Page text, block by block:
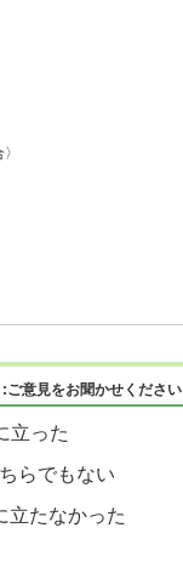
ご意見をお聞かせください
立った
らでもない
立たなかった